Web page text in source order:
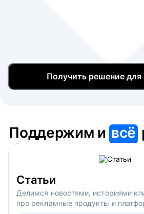
Получить решение для
Поддержим ивсё
Статьи
Делимся новостями, историями
про рекламные продукты и